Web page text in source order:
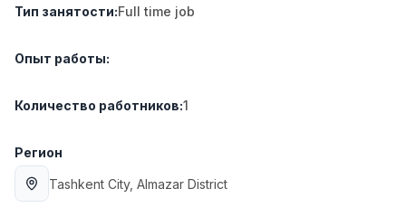
Работник склада
ASIAN
ASIAN
Full time job
Ish joyidan
Тип занятости:Full time job
Опыт работы:
Количество работников:1
Регион
Tashkent City, Almazar District